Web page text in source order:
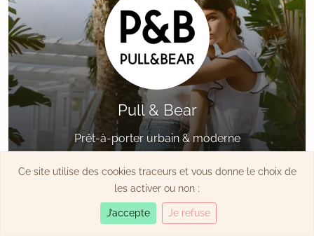
Pull & Bear
Prêt-à-porter urbain & moderne
Ce site utilise des cookies traceurs et vous donne le choix de
les activer ou non :
J’accepte Je refuse